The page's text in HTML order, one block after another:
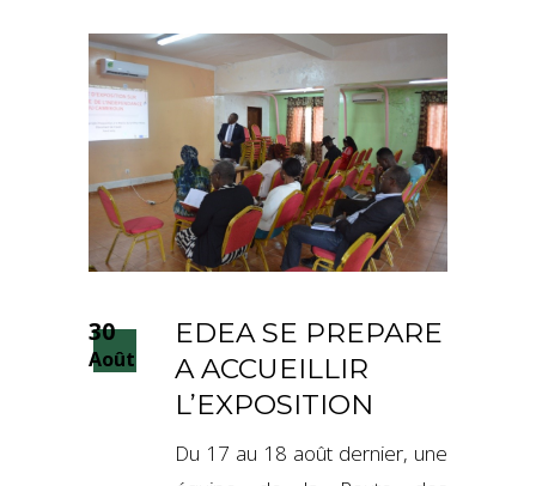
30
Août
EDEA SE PREPARE
A ACCUEILLIR
L’EXPOSITION
Du 17 au 18 août dernier, une